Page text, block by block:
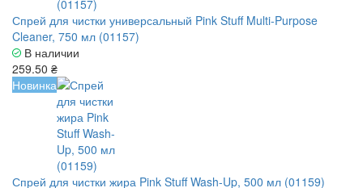
Спрей для чистки универсальный Pink Stuff Multi-Purpose
Cleaner, 750 мл (01157)
В наличии
259.50 ₴
Новинка
Спрей для чистки жира Pink Stuff Wash-Up, 500 мл (01159)